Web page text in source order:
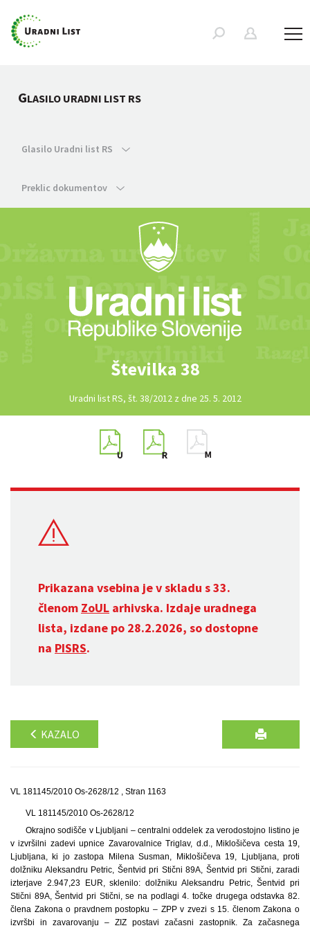
GLASILO URADNI LIST RS
Glasilo Uradni list RS
Preklic dokumentov
Številka 38
Uradni list RS, št. 38/2012 z dne 25. 5. 2012
Prikazana vsebina je v skladu s 33.
členom ZoUL arhivska. Izdaje uradnega
lista, izdane po 28.2.2026, so dostopne
na PISRS.
KAZALO
VL 181145/2010 Os-2628/12 , Stran 1163
VL 181145/2010 Os-2628/12
Okrajno sodišče v Ljubljani – centralni oddelek za verodostojno listino je
v izvršilni zadevi upnice Zavarovalnice Triglav, d.d., Miklošičeva cesta 19,
Ljubljana, ki jo zastopa Milena Susman, Miklošičeva 19, Ljubljana, proti
dolžniku Aleksandru Petric, Šentvid pri Stični 89A, Šentvid pri Stični, zaradi
izterjave 2.947,23 EUR, sklenilo: dolžniku Aleksandru Petric, Šentvid pri
Stični 89A, Šentvid pri Stični, se na podlagi 4. točke drugega odstavka 82.
člena Zakona o pravdnem postopku – ZPP v zvezi s 15. členom Zakona o
izvršbi in zavarovanju – ZIZ postavi začasni zastopnik. Za začasnega